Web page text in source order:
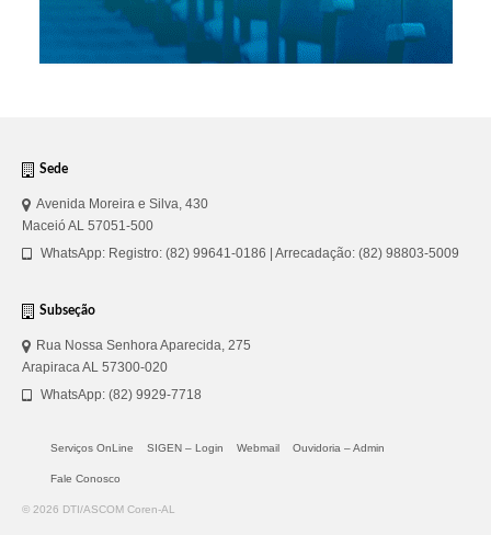
NEP
Sede
Avenida Moreira e Silva, 430
Maceió AL 57051-500
WhatsApp: Registro: (82) 99641-0186 | Arrecadação: (82) 98803-5009
Subseção
Rua Nossa Senhora Aparecida, 275
Arapiraca AL 57300-020
WhatsApp: (82) 9929-7718
Serviços OnLine SIGEN – Login Webmail Ouvidoria – Admin
Fale Conosco
© 2026 DTI/ASCOM Coren-AL